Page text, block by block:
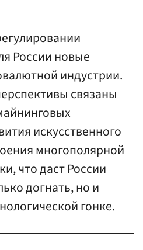
России новые
индустрии.
связаны
искусственного
многополярной
что даст России
догнать, но и
гонке.